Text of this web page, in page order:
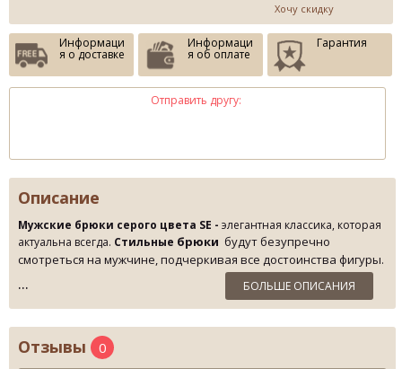
Хочу скидку
Информаци
я о доставке
Информаци
я об оплате
Гарантия
Отправить другу:
Описание
Мужские брюки серого цвета SE - элегантная классика, которая
актуальна всегда. Стильные брюки будут безупречно
смотреться на мужчине, подчеркивая все достоинства фигуры.
серого цвета уместно дополнить
яркой рубашкой и стильным пиджаком от SERGIO ELLINI
-стильная мужская одежда. Модаи комфорт совместились
в данной моделибрюк для мужчин. Использованы
европейские ткани высокого качества, состав 80% шерсти
БОЛЬШЕ ОПИСАНИЯ
Отзывы 0